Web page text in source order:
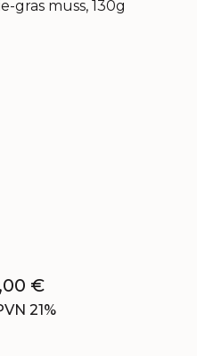
gras muss, 130g
€
21%